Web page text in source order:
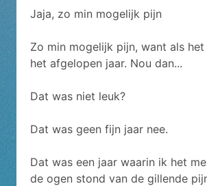
Jaja, zo min mogelijk pijn
Zo min mogelijk pijn, want als
het afgelopen jaar. Nou dan...
Dat was niet leuk?
Dat was geen fijn jaar nee.
Dat was een jaar waarin ik het
de ogen stond van de gillende